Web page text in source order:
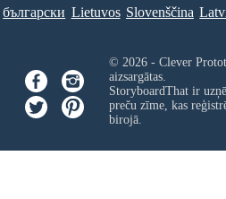
български Lietuvos Slovenščina
© 2026 - Clever
aizsargātas.
StoryboardThat ir
preču zīme, kas
birojā.